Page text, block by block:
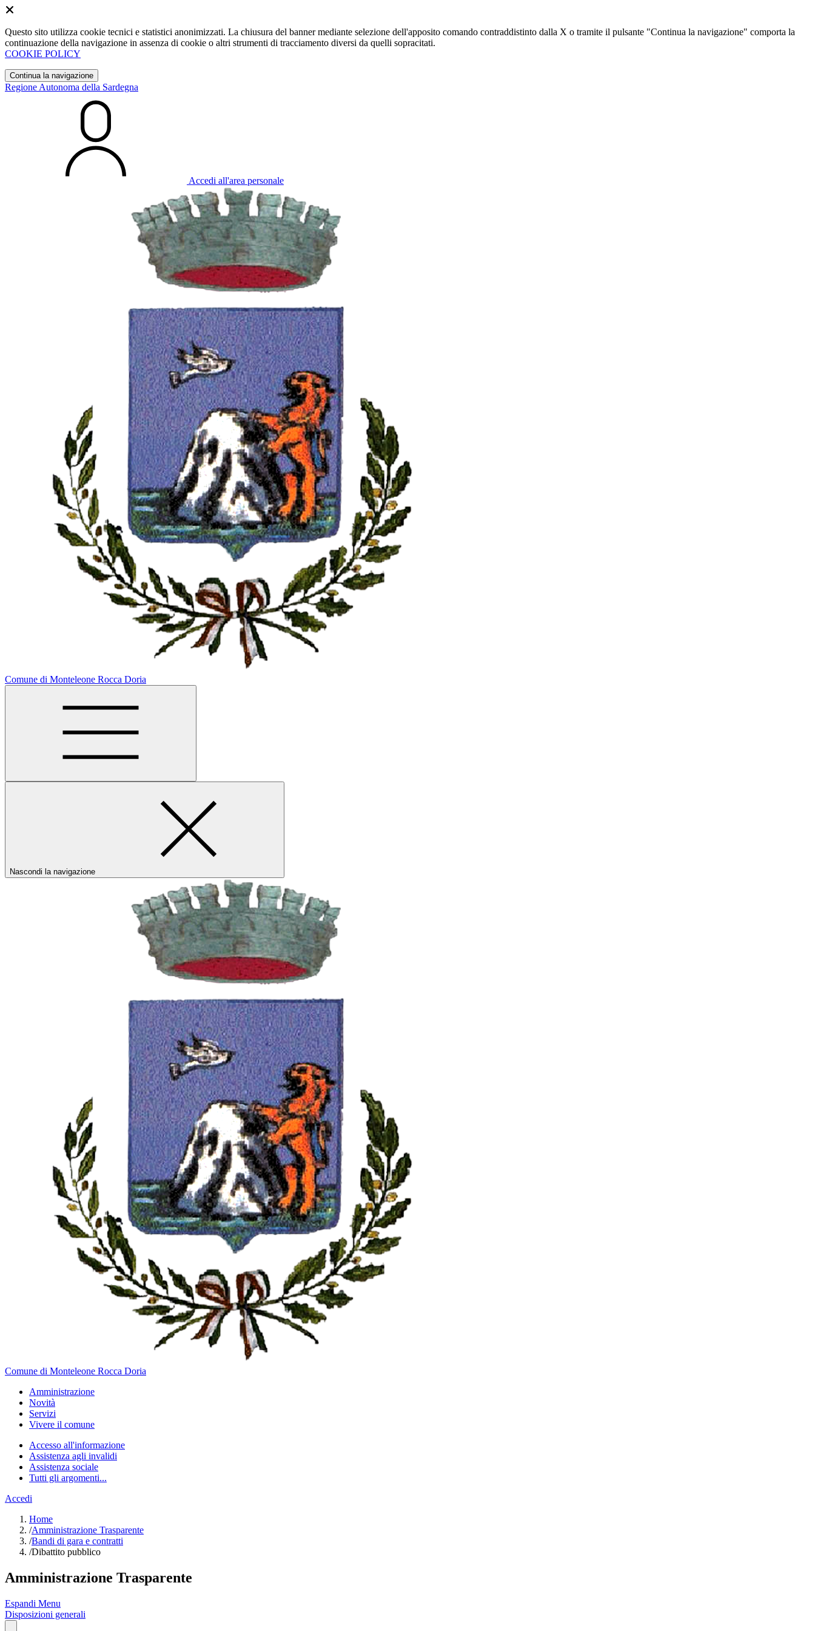
Questo sito utilizza cookie tecnici e statistici anonimizzati. La chiusura del banner mediante selezione dell'apposito comando contraddistinto dalla X o tramite il pulsante "Continua la navigazione" comporta la
continuazione della navigazione in assenza di cookie o altri strumenti di tracciamento diversi da quelli sopracitati.
COOKIE POLICY
Continua la navigazione
Regione Autonoma della Sardegna
Accedi all'area personale
Comune di Monteleone Rocca Doria
Nascondi la navigazione
Comune di Monteleone Rocca Doria
Amministrazione
Novità
Servizi
Vivere il comune
Accesso all'informazione
Assistenza agli invalidi
Assistenza sociale
Tutti gli argomenti...
Accedi
Home
/Amministrazione Trasparente
/Bandi di gara e contratti
/Dibattito pubblico
Amministrazione Trasparente
Espandi Menu
Disposizioni generali